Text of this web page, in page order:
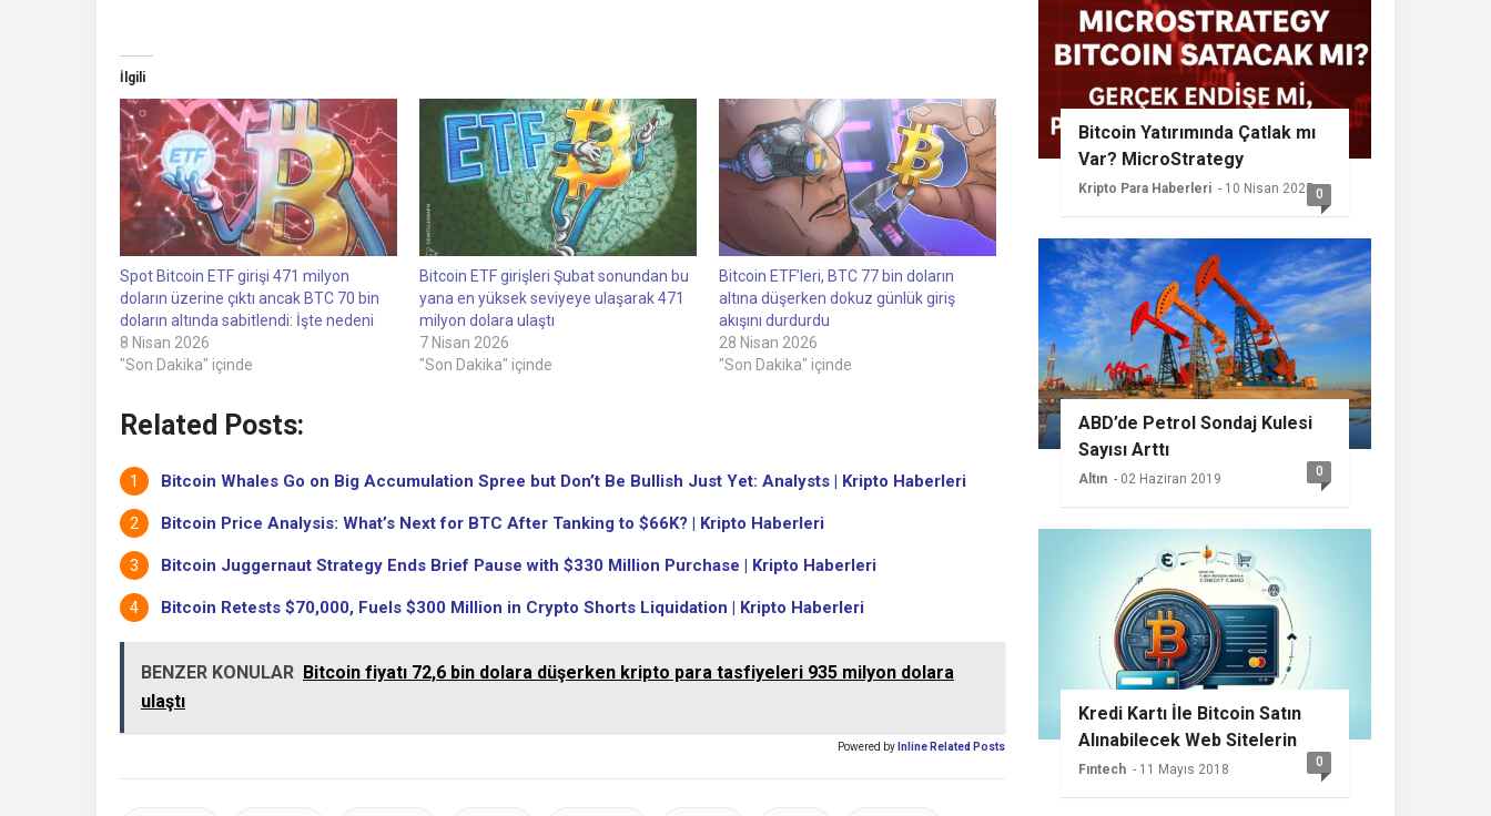
İlgili
Spot Bitcoin ETF girişi 471 milyon
doların üzerine çıktı ancak BTC 70 bin
doların altında sabitlendi: İşte nedeni
8 Nisan 2026
"Son Dakika" içinde
Bitcoin ETF girişleri Şubat sonundan bu
yana en yüksek seviyeye ulaşarak 471
milyon dolara ulaştı
7 Nisan 2026
"Son Dakika" içinde
Bitcoin ETF’leri, BTC 77 bin doların
altına düşerken dokuz günlük giriş
akışını durdurdu
28 Nisan 2026
"Son Dakika" içinde
Related Posts:
Bitcoin Whales Go on Big Accumulation Spree but Don’t Be Bullish Just Yet: Analysts | Kripto Haberleri
Bitcoin Price Analysis: What’s Next for BTC After Tanking to $66K? | Kripto Haberleri
Bitcoin Juggernaut Strategy Ends Brief Pause with $330 Million Purchase | Kripto Haberleri
Bitcoin Retests $70,000, Fuels $300 Million in Crypto Shorts Liquidation | Kripto Haberleri
BENZER KONULAR Bitcoin fiyatı 72,6 bin dolara düşerken kripto para tasfiyeleri 935 milyon dolara
ulaştı
Powered by Inline Related Posts
Bitcoin Yatırımında Çatlak mı
Var? MicroStrategy
Sessizliğini Koruyor
Kripto Para Haberleri - 10 Nisan 20250
ABD’de Petrol Sondaj Kulesi
Sayısı Arttı
Altın - 02 Haziran 2019 0
Kredi Kartı İle Bitcoin Satın
Alınabilecek Web Sitelerin
Listesi
Fıntech - 11 Mayıs 2018 0